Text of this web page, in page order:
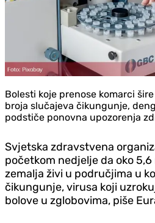
Bolesti koje prenose komarci
broja slučajeva čikungunje,
podstiče ponovna upozorenja
Svjetska zdravstvena
početkom nedjelje da oko 5,6
zemalja živi u područjima u
čikungunje, virusa koji
bolove u zglobovima, piše